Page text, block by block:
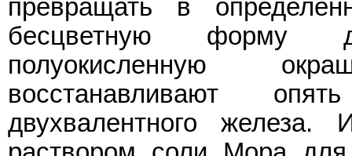
превращать в
бесцветную форму
полуокисленную
восстанавливают
двухвалентного железа.